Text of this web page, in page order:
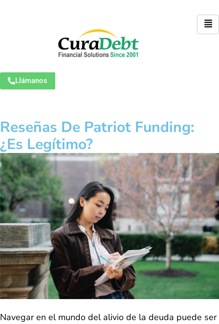
Llámanos
Reseñas De Patriot Funding:
¿Es Legítimo?
Navegar en el mundo del alivio de la deuda puede ser